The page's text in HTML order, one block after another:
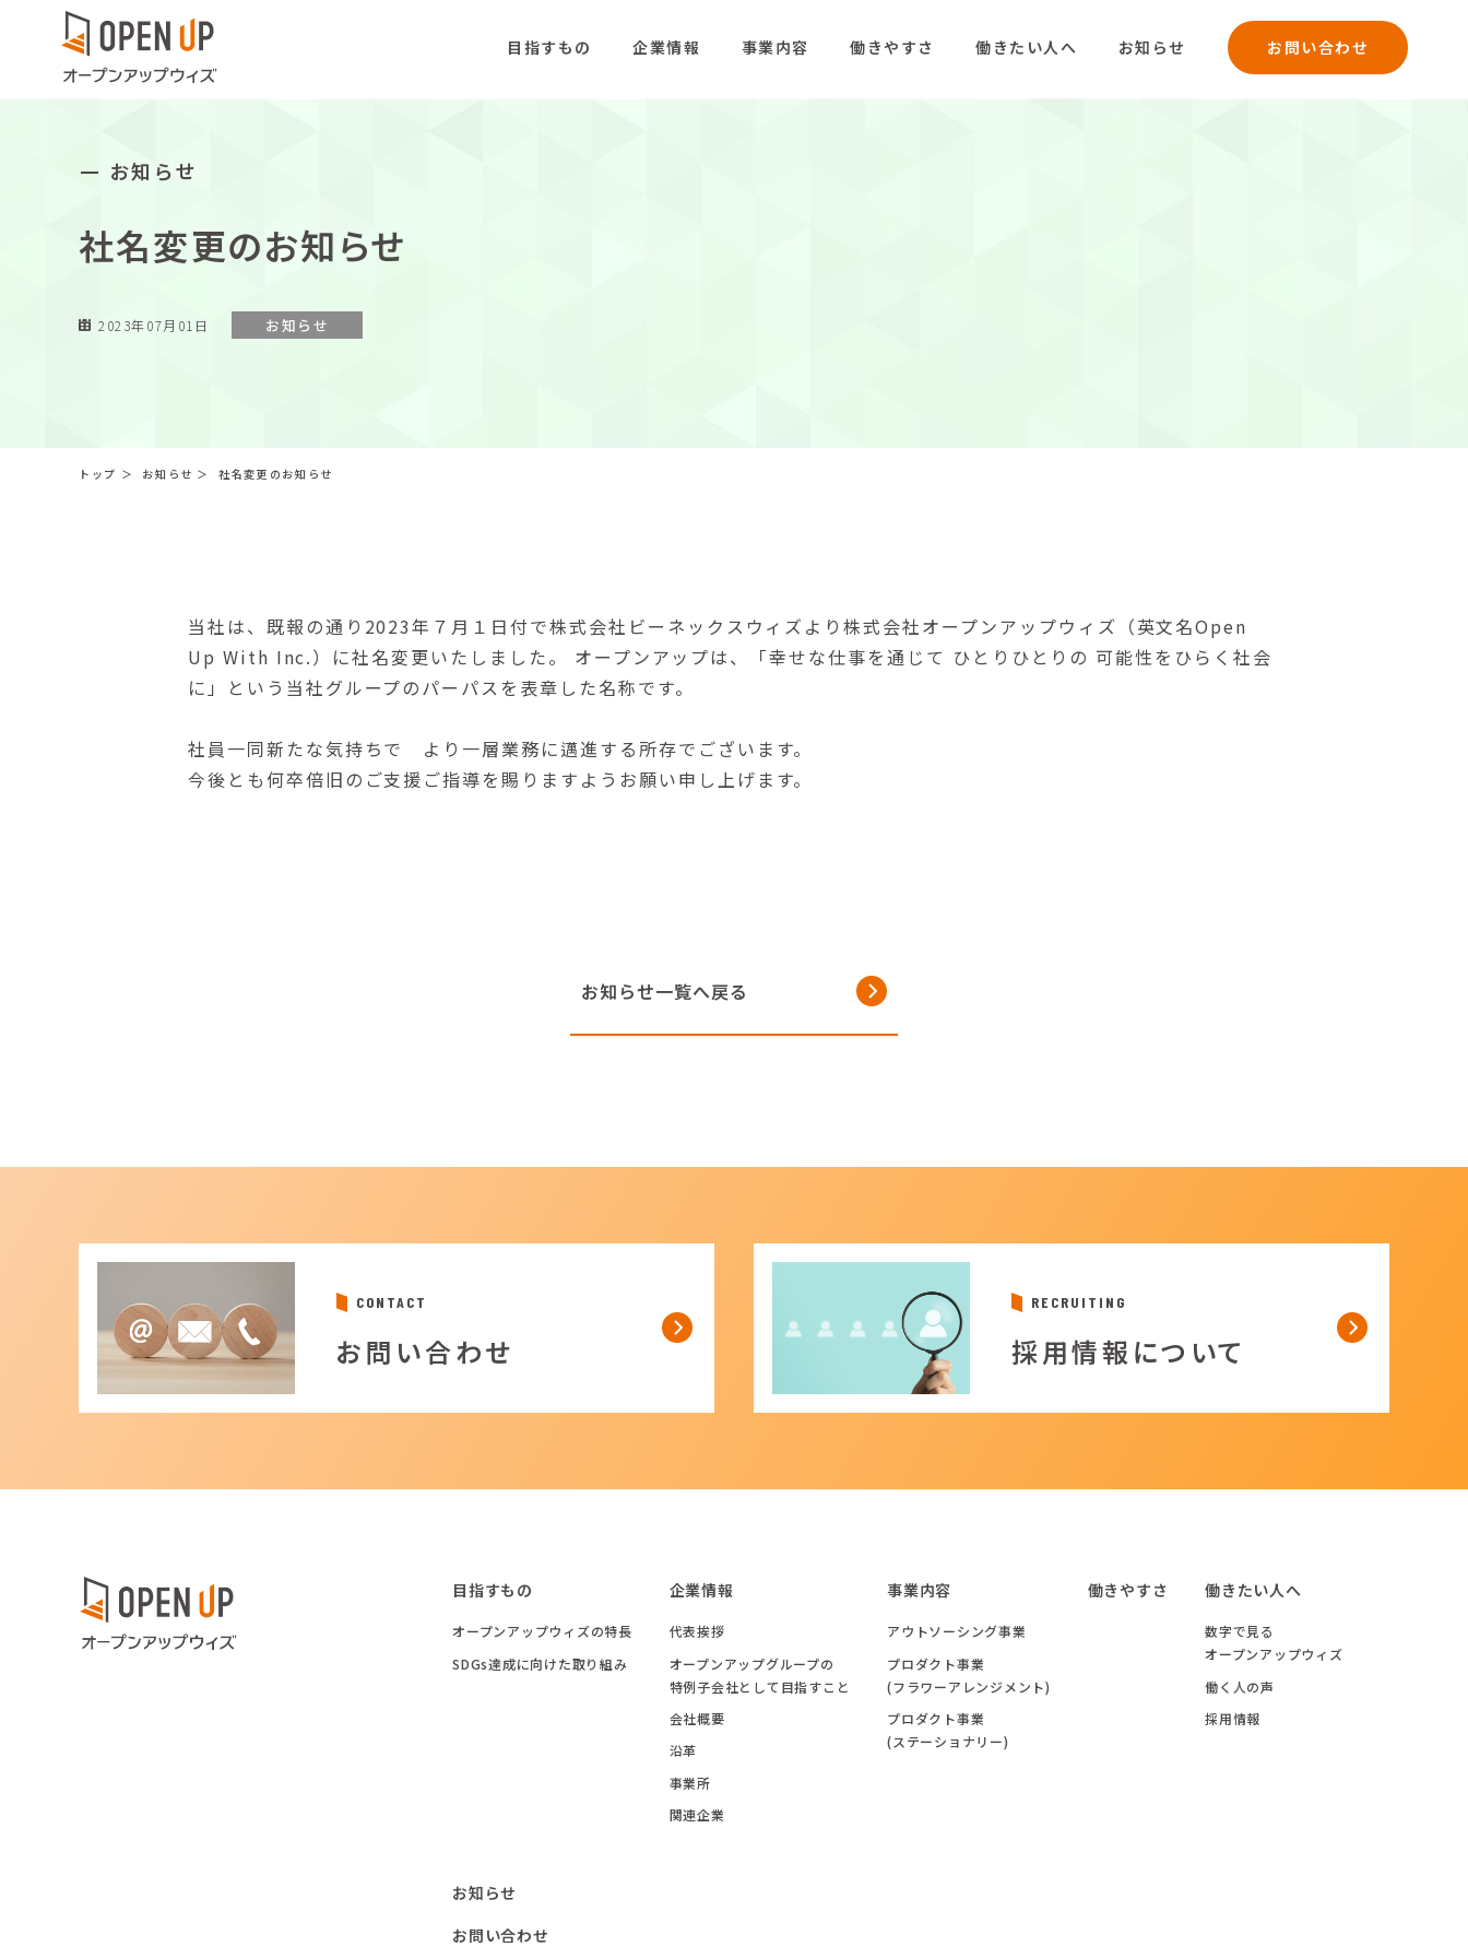
目指すもの 企業情報 事業内容 働きやすさ 働きたい人へ お知らせ お問い合わせ
お知らせ
社名変更のお知らせ
2023年07月01日 お知らせ
トップ ＞ お知らせ ＞ 社名変更のお知らせ
当社は、既報の通り2023年７月１日付で株式会社ビーネックスウィズより株式会社オープンアップウィズ（英文名Open
Up With Inc.）に社名変更いたしました。 オープンアップは、「幸せな仕事を通じて ひとりひとりの 可能性をひらく社会
に」という当社グループのパーパスを表章した名称です。
社員一同新たな気持ちで より一層業務に邁進する所存でございます。
今後とも何卒倍旧のご支援ご指導を賜りますようお願い申し上げます。
お知らせ一覧へ戻る
CONTACT
お問い合わせ
RECRUITING
採用情報について
目指すもの
オープンアップウィズの特長
SDGs達成に向けた取り組み
企業情報
代表挨拶
オープンアップグループの
特例子会社として目指すこと
会社概要
沿革
事業所
関連企業
事業内容
アウトソーシング事業
プロダクト事業
(フラワーアレンジメント)
プロダクト事業
(ステーショナリー)
働きやすさ 働きたい人へ
数字で見る
オープンアップウィズ
働く人の声
採用情報
お知らせ
お問い合わせ